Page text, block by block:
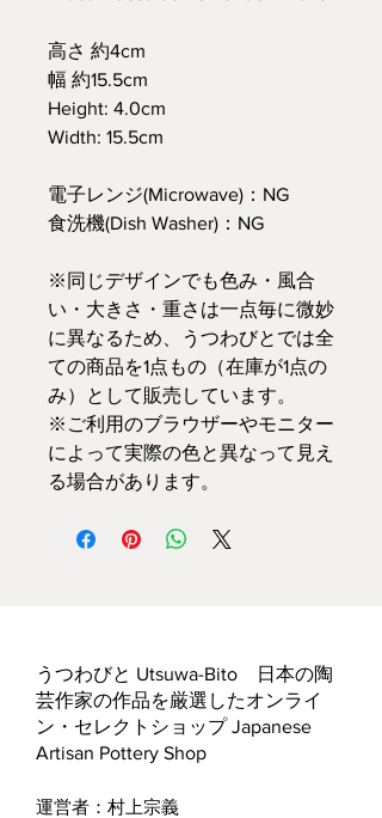
高さ 約4cm
幅 約15.5cm
Height: 4.0cm
Width: 15.5cm
電子レンジ(Microwave)：NG
食洗機(Dish Washer)：NG
※同じデザインでも色み・風合
い・大きさ・重さは一点毎に微妙
に異なるため、うつわびとでは全
ての商品を1点もの（在庫が1点の
み）として販売しています。
※ご利用のブラウザーやモニター
によって実際の色と異なって見え
る場合があります。
うつわびと Utsuwa-Bito 日本の陶
芸作家の作品を厳選したオンライ
ン・セレクトショップ Japanese
Artisan Pottery Shop
運営者：村上宗義